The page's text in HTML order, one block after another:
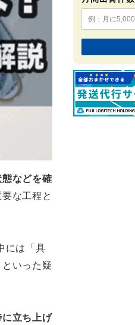
などを確
な工程と
には「具
いった疑
立ち上げ